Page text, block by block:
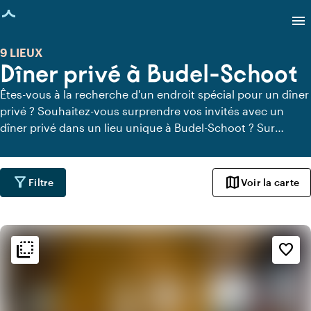
chargée
menu
Dîner privé à Budel-Schoot
9 LIEUX
Êtes-vous à la recherche d'un endroit spécial pour un dîner
privé ? Souhaitez-vous surprendre vos invités avec un
dîner privé dans un lieu unique à Budel-Schoot ? Sur
tous les lieux à Budel-Schoot où vous pouvez dîner en
toute tranquillité. Découvrez tous les lieux de restauration
privée pour un délicieux dîner privé.
filter_alt Filtre mapVoir la carte
flip_to_back favorite_border
flip_to_back Ambiance
style
Hôtel chic
Tendance